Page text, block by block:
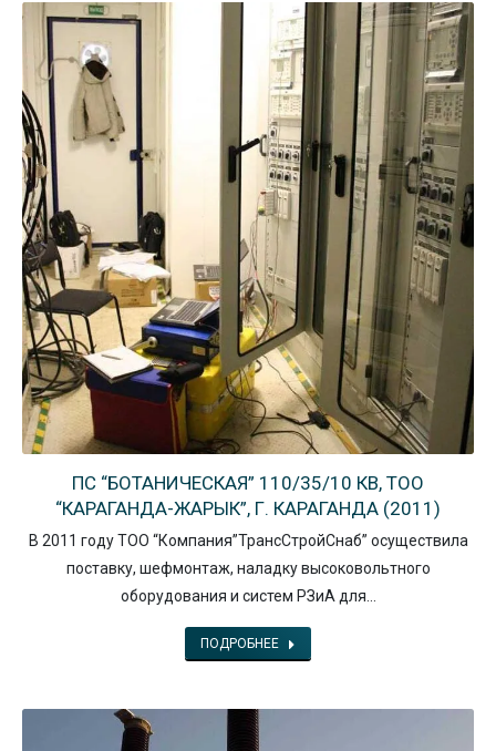
ПС “БОТАНИЧЕСКАЯ” 110/35/10 КВ, ТОО
“КАРАГАНДА-ЖАРЫК”, Г. КАРАГАНДА (2011)
В 2011 году ТОО “Компания”ТрансСтройСнаб” осуществила
поставку, шефмонтаж, наладку высоковольтного
оборудования и систем РЗиА для…
ПОДРОБНЕЕ